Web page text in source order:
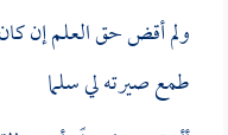
ولم أقض حق العلم
طمع صيرته لي سلما